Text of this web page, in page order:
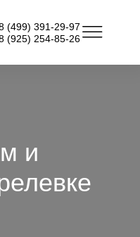
(499) 391-29-97
(925) 254-85-26
и